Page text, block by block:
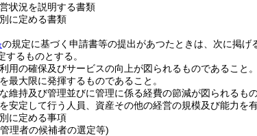
状況を説明する書類
に定める書類
の規定に基づく申請書等の提出があつたときは、次に掲
るものとする。
用の確保及びサービスの向上が図られるものであること。
最大限に発揮するものであること。
維持及び管理並びに管理に係る経費の節減が図られるもの
安定して行う人員、資産その他の経営の規模及び能力を
に定める事項
理者の候補者の選定等)